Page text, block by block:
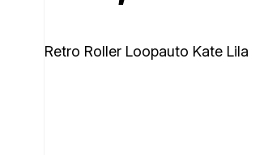
Retro Roller Loopauto Kate Lila